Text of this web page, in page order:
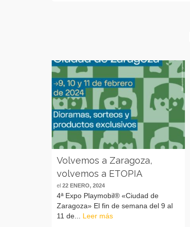
Volvemos a Zaragoza,
volvemos a ETOPIA
el 22 ENERO, 2024
4ª Expo Playmobil® «Ciudad de
Zaragoza» El fin de semana del 9 al
11 de... Leer más